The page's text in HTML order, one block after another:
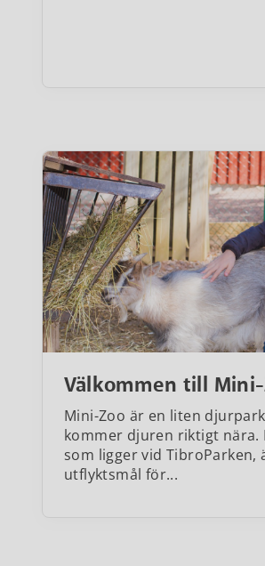
Välkommen till
Mini-Zoo är en liten
kommer djuren riktigt nära.
som ligger vid TibroParken,
utflyktsmål för...